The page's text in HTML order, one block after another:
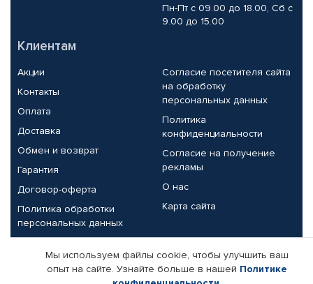
Пн-Пт с 09.00 до 18.00, Сб с
9.00 до 15.00
Клиентам
Акции
Контакты
Оплата
Доставка
Обмен и возврат
Гарантия
Договор-оферта
Политика обработки
персональных данных
Согласие посетителя сайта
на обработку
персональных данных
Политика
конфиденциальности
Согласие на получение
рекламы
О нас
Карта сайта
Партнерам
Корпоративным клиентам Реквизиты компании
Мы используем файлы cookie, чтобы улучшить ваш
опыт на сайте. Узнайте больше в нашей Политике